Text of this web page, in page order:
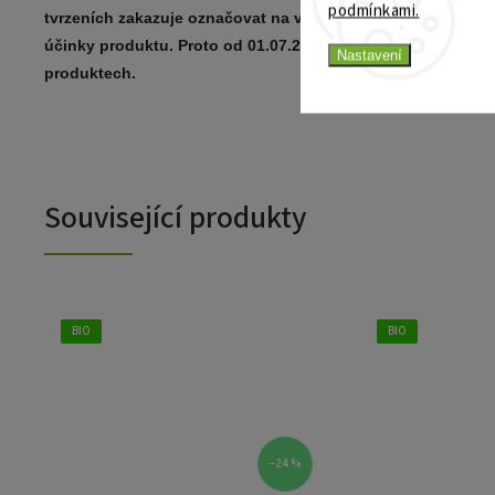
podmínkami.
Nastavení
tvrzeních zakazuje označovat na výrobcích a místech,
účinky produktu. Proto od 01.07.2013 nebude možné
produktech.
Související produkty